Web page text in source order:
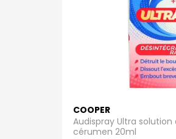
COOPER
Audispray Ultra
cérumen 20ml